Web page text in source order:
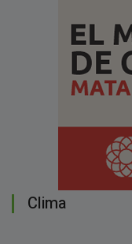
Clima